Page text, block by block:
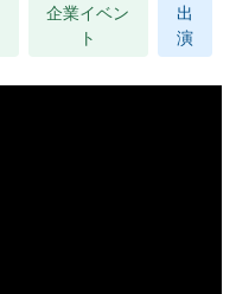
企業イベン
ト
出
演